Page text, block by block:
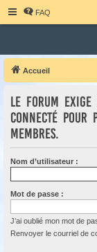
FAQ
Accueil
Le forum
connecté
membres.
Nom d’utilisateur :
Mot de passe :
J’ai oublié mon mot de
Renvoyer le courriel de